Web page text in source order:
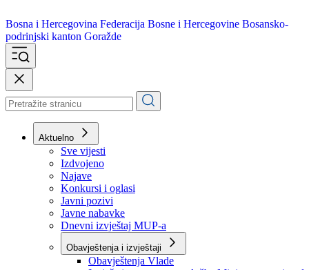
Bosna i Hercegovina
podrinjski kanton Goražde
Aktuelno
Sve vijesti
Izdvojeno
Najave
Konkursi i oglasi
Javni pozivi
Javne nabavke
Dnevni izvještaj MUP-a